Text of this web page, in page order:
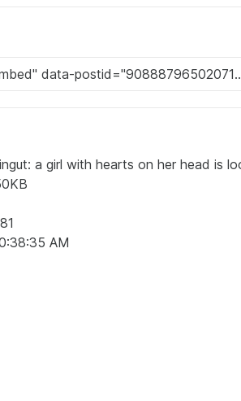
a girl with hearts on her head is
AM